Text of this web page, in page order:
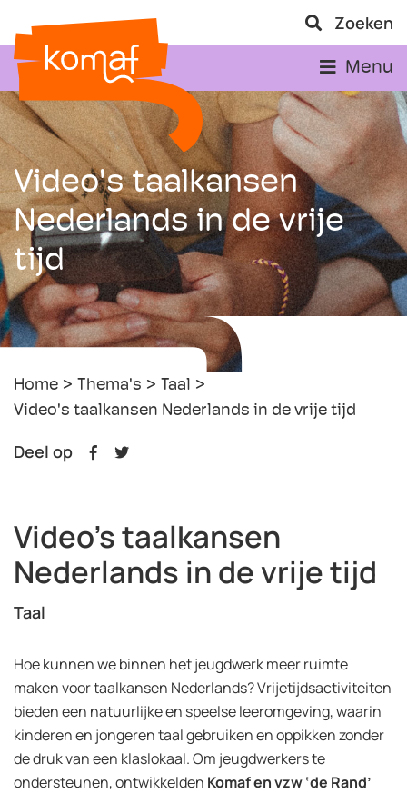
Zoeken
Menu
Video's taalkansen
Nederlands in de vrije
tijd
Home Thema's
Taal
Video's taalkansen Nederlands in de vrije tijd
Deel op
Video's taalkansen
Nederlands in de vrije tijd
Taal
Hoe kunnen we binnen het jeugdwerk meer ruimte
maken voor taalkansen Nederlands? Vrijetijdsactiviteiten
bieden een natuurlijke en speelse leeromgeving, waarin
kinderen en jongeren taal gebruiken en oppikken zonder
de druk van een klaslokaal. Om jeugdwerkers te
ondersteunen, ontwikkelden Komaf en vzw ‘de Rand’